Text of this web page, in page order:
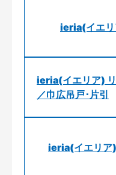
ieria(イエリ
ieria(イエリア)
／巾広吊戸･片引
ieria(イエリア)